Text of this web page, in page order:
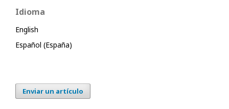
Idioma
English
Español (España)
Enviar un artículo